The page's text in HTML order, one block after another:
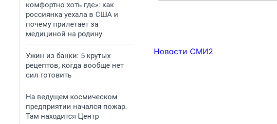
комфортно хоть где»: как
россиянка уехала в США и
почему прилетает за
медициной на родину
Ужин из банки: 5 крутых
рецептов, когда вообще нет
сил готовить
На ведущем космическом
предприятии начался пожар.
Там находится Центр
Новости СМИ2